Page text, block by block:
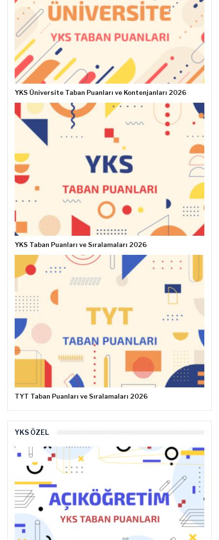
YKS Üniversite Taban Puanları ve Kontenjanları 2026
YKS Taban Puanları ve Sıralamaları 2026
TYT Taban Puanları ve Sıralamaları 2026
YKS ÖZEL